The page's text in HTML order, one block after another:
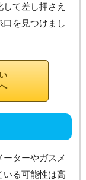
て差し押さえ
口を見つけまし
ターやガスメ
いる可能性は高